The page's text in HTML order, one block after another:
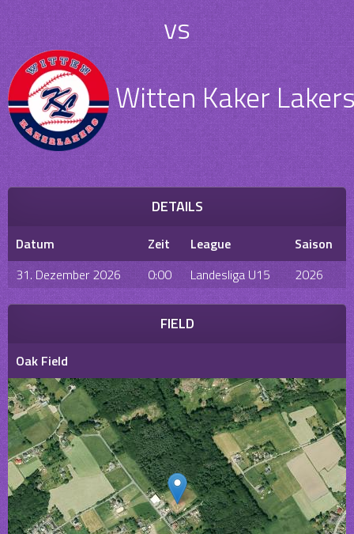
vs
Witten Kaker
DETAILS
Datum Zeit League
Saison
31. Dezember 2026
0:00 Landesliga U15 2026
FIELD
Oak Field